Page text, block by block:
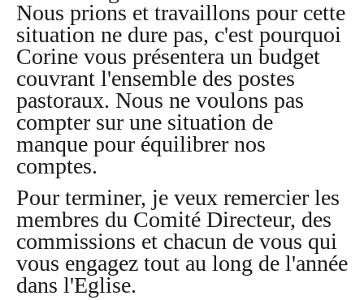
Nous prions et travaillons pour cette
situation ne dure pas, c'est pourquoi
Corine vous présentera un budget
couvrant l'ensemble des postes
pastoraux. Nous ne voulons pas
compter sur une situation de
manque pour équilibrer nos
comptes.
Pour terminer, je veux remercier les
membres du Comité Directeur, des
commissions et chacun de vous qui
vous engagez tout au long de l'année
dans l'Eglise.